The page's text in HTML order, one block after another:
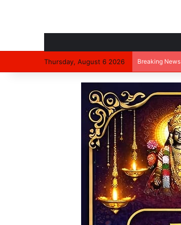
Thursday, August 6 2026 Breaking News